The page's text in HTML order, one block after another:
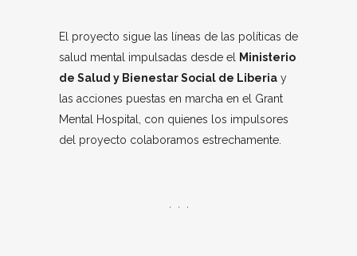
El proyecto sigue las líneas de las políticas de
salud mental impulsadas desde el
Ministerio
de Salud y Bienestar Social de Liberia y
las acciones puestas en marcha en el Grant
Mental Hospital, con quienes los impulsores
del proyecto colaboramos estrechamente.